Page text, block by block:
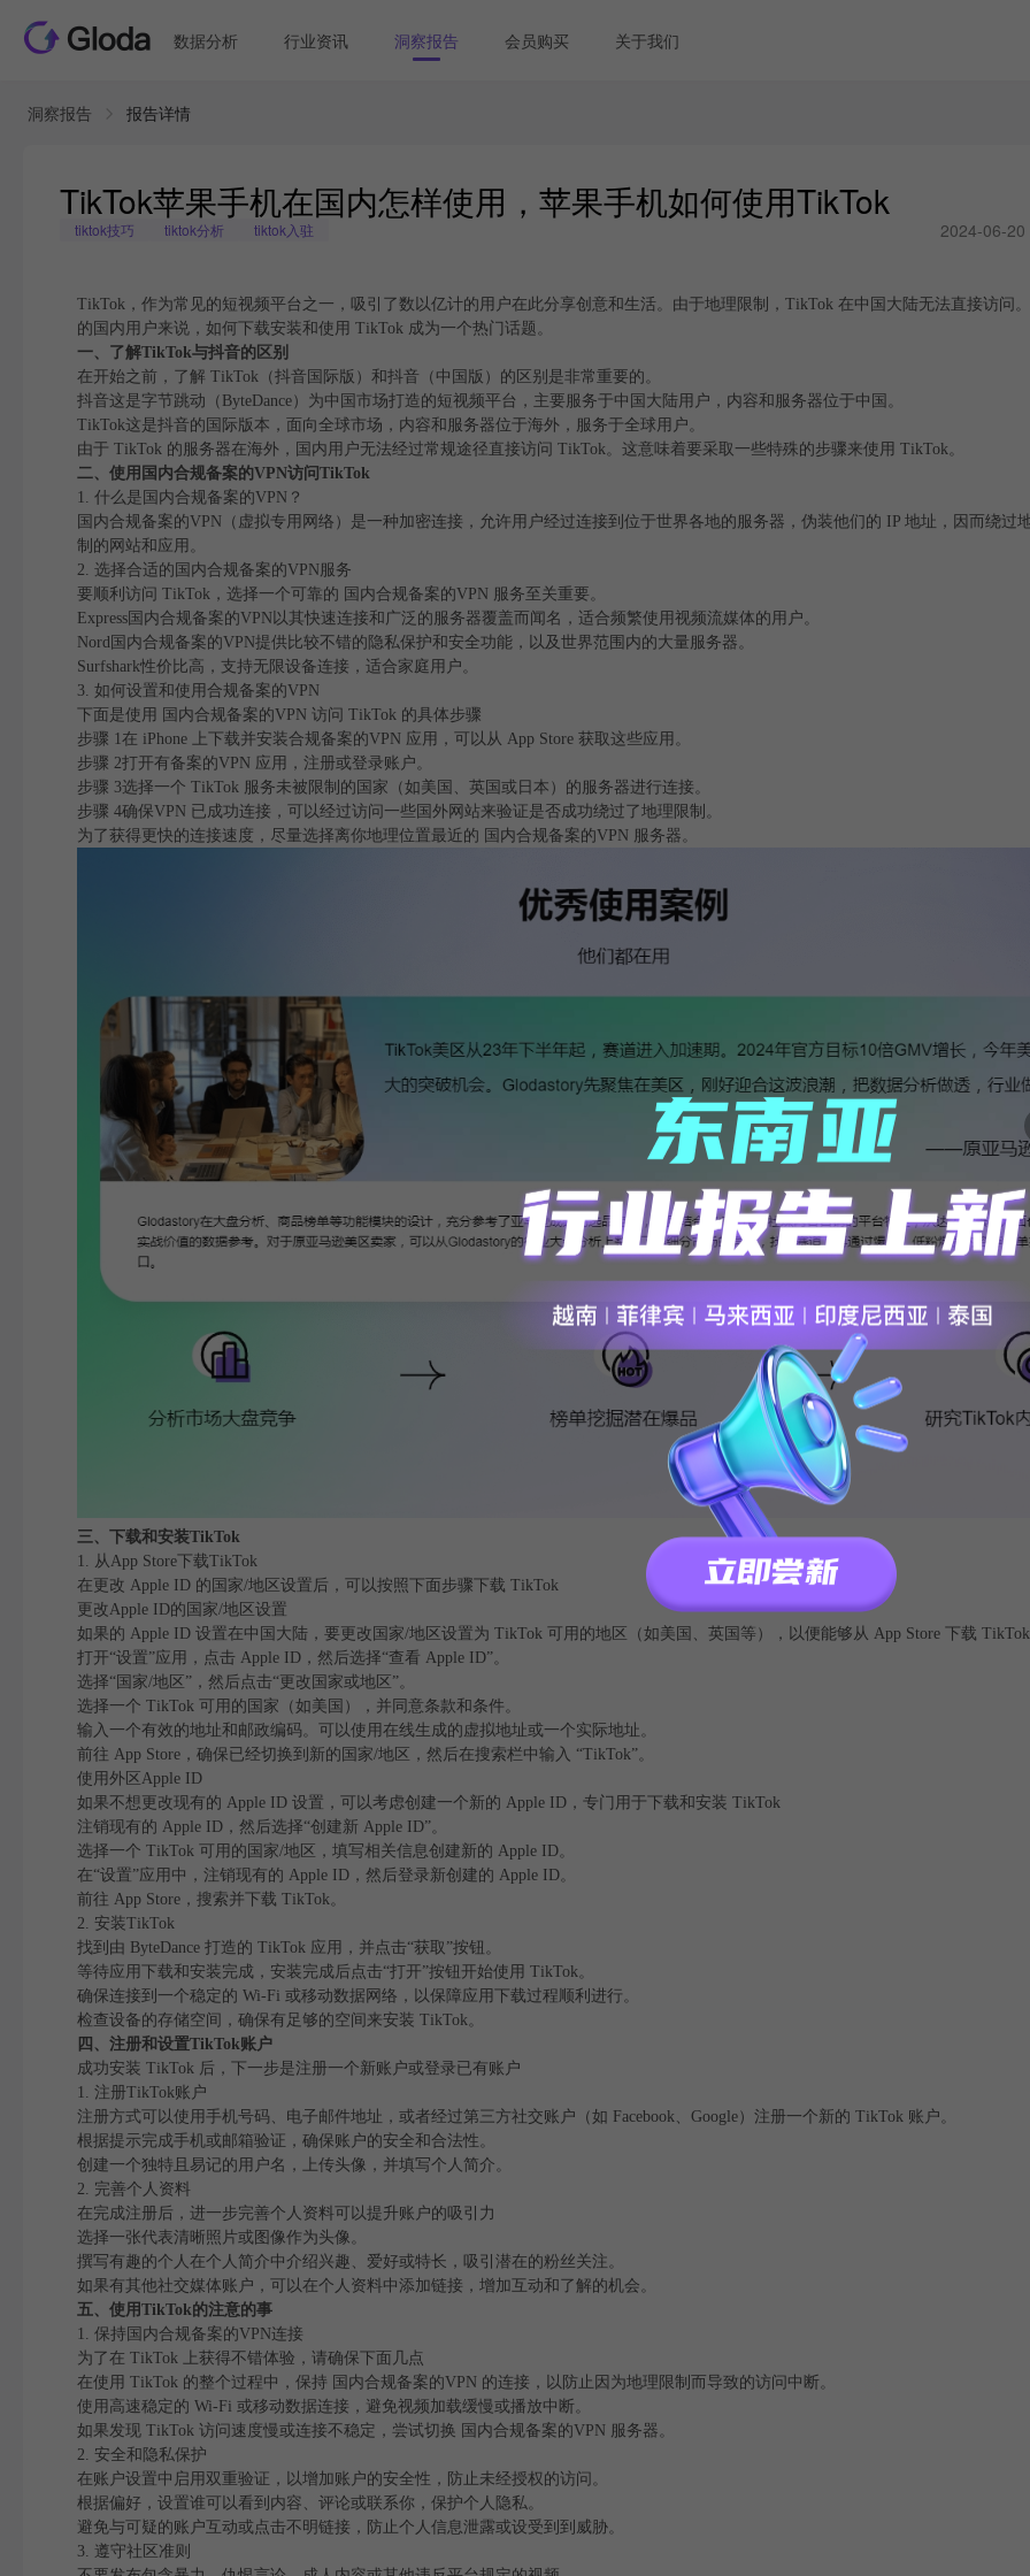
数据分析 行业资讯 洞察报告 会员购买 关于我们
洞察报告 报告详情
TikTok苹果手机在国内怎样使用，苹果手机如何使用TikTok
tiktok技巧 tiktok分析 tiktok入驻 2024-06-
TikTok，作为常见的短视频平台之一，吸引了数以亿计的用户在此分享创意和生活。由于地理限制，TikTok 在中国大陆无法直接访问
的国内用户来说，如何下载安装和使用 TikTok 成为一个热门话题。
一、了解TikTok与抖音的区别
在开始之前，了解 TikTok（抖音国际版）和抖音（中国版）的区别是非常重要的。
抖音这是字节跳动（ByteDance）为中国市场打造的短视频平台，主要服务于中国大陆用户，内容和服务器位于中国。
TikTok这是抖音的国际版本，面向全球市场，内容和服务器位于海外，服务于全球用户。
由于 TikTok 的服务器在海外，国内用户无法经过常规途径直接访问 TikTok。这意味着要采取一些特殊的步骤来使用 TikTok。
二、使用国内合规备案的VPN访问TikTok
1. 什么是国内合规备案的VPN？
国内合规备案的VPN（虚拟专用网络）是一种加密连接，允许用户经过连接到位于世界各地的服务器，伪装他们的 IP 地址，因而绕过
制的网站和应用。
2. 选择合适的国内合规备案的VPN服务
要顺利访问 TikTok，选择一个可靠的 国内合规备案的VPN 服务至关重要。
Express国内合规备案的VPN以其快速连接和广泛的服务器覆盖而闻名，适合频繁使用视频流媒体的用户。
Nord国内合规备案的VPN提供比较不错的隐私保护和安全功能，以及世界范围内的大量服务器。
Surfshark性价比高，支持无限设备连接，适合家庭用户。
3. 如何设置和使用合规备案的VPN
下面是使用 国内合规备案的VPN 访问 TikTok 的具体步骤
步骤 1在 iPhone 上下载并安装合规备案的VPN 应用，可以从 App Store 获取这些应用。
步骤 2打开有备案的VPN 应用，注册或登录账户。
步骤 3选择一个 TikTok 服务未被限制的国家（如美国、英国或日本）的服务器进行连接。
步骤 4确保VPN 已成功连接，可以经过访问一些国外网站来验证是否成功绕过了地理限制。
为了获得更快的连接速度，尽量选择离你地理位置最近的 国内合规备案的VPN 服务器。
三、下载和安装TikTok
1. 从App Store下载TikTok
在更改 Apple ID 的国家/地区设置后，可以按照下面步骤下载 TikTok
更改Apple ID的国家/地区设置
如果的 Apple ID 设置在中国大陆，要更改国家/地区设置为 TikTok 可用的地区（如美国、英国等），以便能够从 App Store 下载
打开“设置”应用，点击 Apple ID，然后选择“查看 Apple ID”。
选择“国家/地区”，然后点击“更改国家或地区”。
选择一个 TikTok 可用的国家（如美国），并同意条款和条件。
输入一个有效的地址和邮政编码。可以使用在线生成的虚拟地址或一个实际地址。
前往 App Store，确保已经切换到新的国家/地区，然后在搜索栏中输入 “TikTok”。
使用外区Apple ID
如果不想更改现有的 Apple ID 设置，可以考虑创建一个新的 Apple ID，专门用于下载和安装 TikTok
注销现有的 Apple ID，然后选择“创建新 Apple ID”。
选择一个 TikTok 可用的国家/地区，填写相关信息创建新的 Apple ID。
在“设置”应用中，注销现有的 Apple ID，然后登录新创建的 Apple ID。
前往 App Store，搜索并下载 TikTok。
2. 安装TikTok
找到由 ByteDance 打造的 TikTok 应用，并点击“获取”按钮。
等待应用下载和安装完成，安装完成后点击“打开”按钮开始使用 TikTok。
确保连接到一个稳定的 Wi-Fi 或移动数据网络，以保障应用下载过程顺利进行。
检查设备的存储空间，确保有足够的空间来安装 TikTok。
四、注册和设置TikTok账户
成功安装 TikTok 后，下一步是注册一个新账户或登录已有账户
1. 注册TikTok账户
注册方式可以使用手机号码、电子邮件地址，或者经过第三方社交账户（如 Facebook、Google）注册一个新的 TikTok 账户。
根据提示完成手机或邮箱验证，确保账户的安全和合法性。
创建一个独特且易记的用户名，上传头像，并填写个人简介。
2. 完善个人资料
在完成注册后，进一步完善个人资料可以提升账户的吸引力
选择一张代表清晰照片或图像作为头像。
撰写有趣的个人在个人简介中介绍兴趣、爱好或特长，吸引潜在的粉丝关注。
如果有其他社交媒体账户，可以在个人资料中添加链接，增加互动和了解的机会。
五、使用TikTok的注意的事
1. 保持国内合规备案的VPN连接
为了在 TikTok 上获得不错体验，请确保下面几点
在使用 TikTok 的整个过程中，保持 国内合规备案的VPN 的连接，以防止因为地理限制而导致的访问中断。
使用高速稳定的 Wi-Fi 或移动数据连接，避免视频加载缓慢或播放中断。
如果发现 TikTok 访问速度慢或连接不稳定，尝试切换 国内合规备案的VPN 服务器。
2. 安全和隐私保护
在账户设置中启用双重验证，以增加账户的安全性，防止未经授权的访问。
根据偏好，设置谁可以看到内容、评论或联系你，保护个人隐私。
避免与可疑的账户互动或点击不明链接，防止个人信息泄露或设受到到威胁。
3. 遵守社区准则